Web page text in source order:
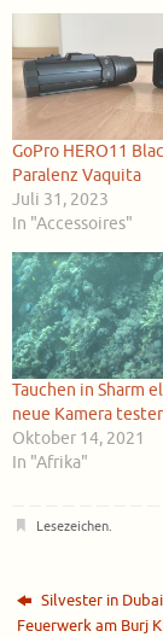
GoPro HERO11
Paralenz Vaquita
Juli 31, 2023
In "Accessoires"
Tauchen in Sharm
neue Kamera
Oktober 14, 2021
In "Afrika"
Lesezeichen.
Silvester in
Feuerwerk am Burj